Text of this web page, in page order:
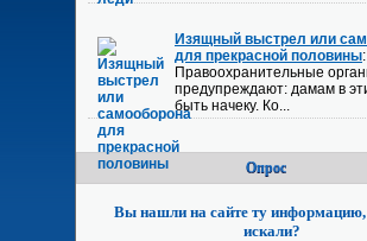
Изящный выстрел или
для прекрасной половины:
Правоохранительные
предупреждают: дамам в
быть начеку. Ко...
Опрос
Вы нашли на сайте ту
искали?